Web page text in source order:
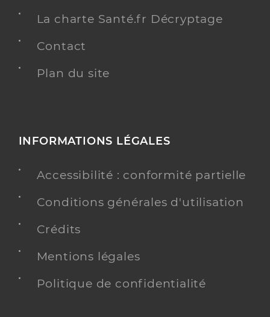
La charte Santé.fr Décryptage
Contact
Plan du site
INFORMATIONS LÉGALES
Accessibilité : conformité partielle
Conditions générales d'utilisation
Crédits
Mentions légales
Politique de confidentialité